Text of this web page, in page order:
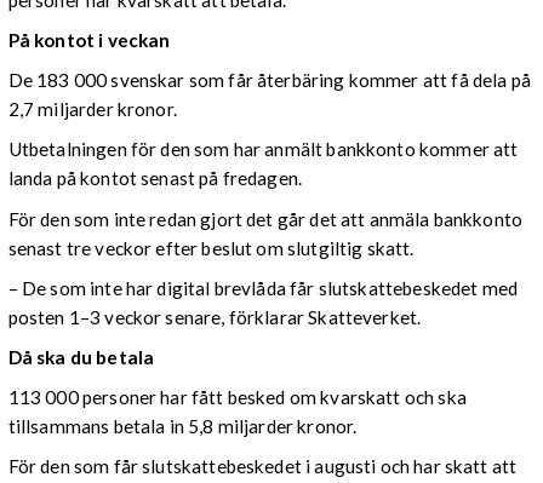
På kontot i veckan
De 183 000 svenskar som får återbäring kommer att få dela på
2,7 miljarder kronor.
Utbetalningen för den som har anmält bankkonto kommer att
landa på kontot senast på fredagen.
För den som inte redan gjort det går det att anmäla bankkonto
senast tre veckor efter beslut om slutgiltig skatt.
– De som inte har digital brevlåda får slutskattebeskedet med
posten 1–3 veckor senare, förklarar Skatteverket.
Då ska du betala
113 000 personer har fått besked om kvarskatt och ska
tillsammans betala in 5,8 miljarder kronor.
För den som får slutskattebeskedet i augusti och har skatt att